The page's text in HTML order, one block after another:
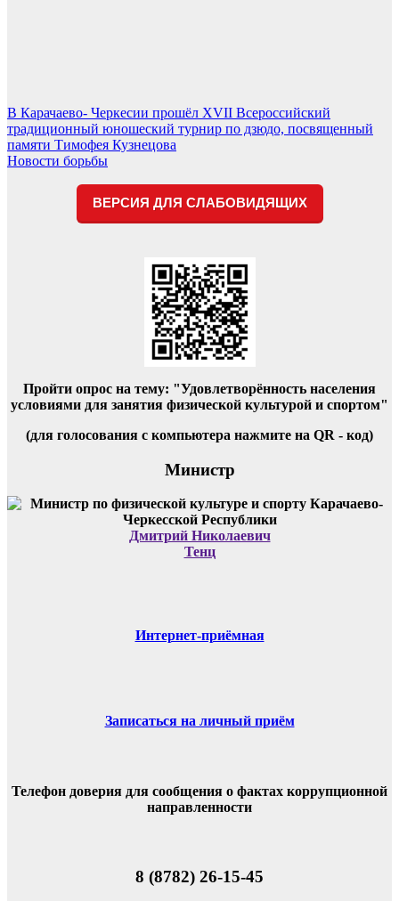
Навигация
по
записям
В Карачаево- Черкесии прошёл XVII Всероссийский
традиционный юношеский турнир по дзюдо, посвященный
памяти Тимофея Кузнецова
Новости борьбы
ВЕРСИЯ ДЛЯ СЛАБОВИДЯЩИХ
Пройти опрос на тему: "Удовлетворённость населения
условиями для занятия физической культурой и спортом"
(для голосования с компьютера нажмите на QR - код)
Министр
Дмитрий Николаевич
Тенц
Интернет-приёмная
Записаться на личный приём
Телефон доверия для сообщения о фактах коррупционной
направленности
8 (8782) 26-15-45